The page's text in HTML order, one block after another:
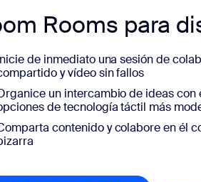
Rooms para
de inmediato una sesión de
y vídeo sin fallos
un intercambio de ideas
de tecnología táctil más
contenido y colabore en él